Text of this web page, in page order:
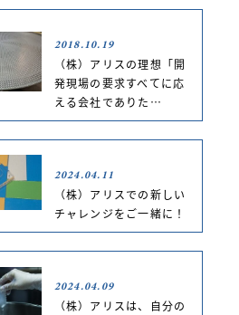
2018.10.19
（株）アリスの理想「開
発現場の要求すべてに応
える会社でありた…
2024.04.11
（株）アリスでの新しい
チャレンジをご一緒に！
2024.04.09
（株）アリスは、自分の